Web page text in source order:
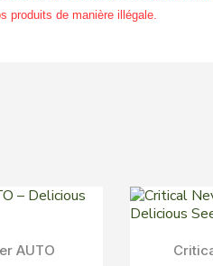
produits de manière illégale.